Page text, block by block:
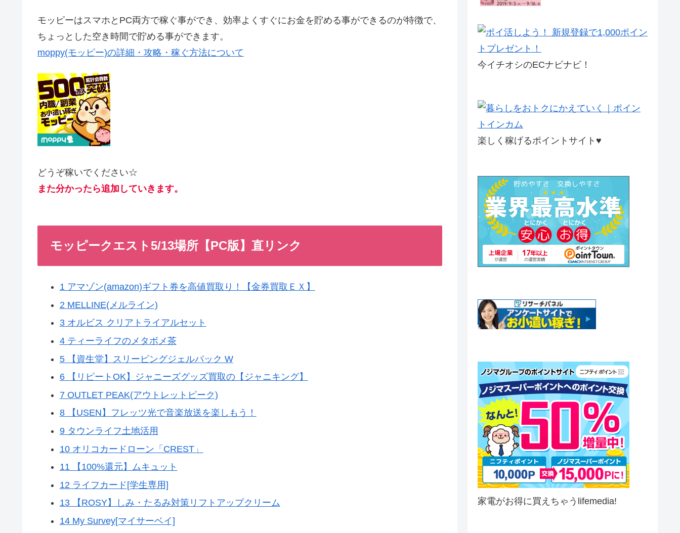
モッピーはスマホとPC両方で稼ぐ事ができ、効率よくすぐにお金を貯める事ができるのが特徴で、
ちょっとした空き時間で貯める事ができます。
moppy(モッピー)の詳細・攻略・稼ぐ方法について
どうぞ稼いでください☆
また分かったら追加していきます。
モッピークエスト5/13場所【PC版】直リンク
1 アマゾン(amazon)ギフト券を高値買取り！【金券買取ＥＸ】
2 MELLINE(メルライン)
3 オルビス クリアトライアルセット
4 ティーライフのメタボメ茶
5 【資生堂】スリーピングジェルパック W
6 【リピートOK】ジャニーズグッズ買取の【ジャニキング】
7 OUTLET PEAK(アウトレットピーク)
8 【USEN】フレッツ光で音楽放送を楽しもう！
9 タウンライフ土地活用
10 オリコカードローン「CREST」
11 【100%還元】ムキュット
12 ライフカード[学生専用]
13 【ROSY】しみ・たるみ対策リフトアップクリーム
14 My Survey[マイサーベイ]
今イチオシのECナビナビ！
楽しく稼げるポイントサイト♥
家電がお得に買えちゃうlifemedia!